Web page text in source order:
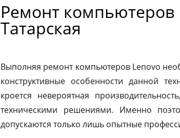
Ремонт компьютеров
Татарская
Выполняя ремонт компьютеров Lenovo
конструктивные особенности данной
кроется невероятная
техническими решениями. Именно
допускаются только лишь опытные